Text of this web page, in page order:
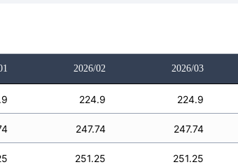
2026/02 2026/03
224.9 224.9
247.74 247.74
251.25 251.25